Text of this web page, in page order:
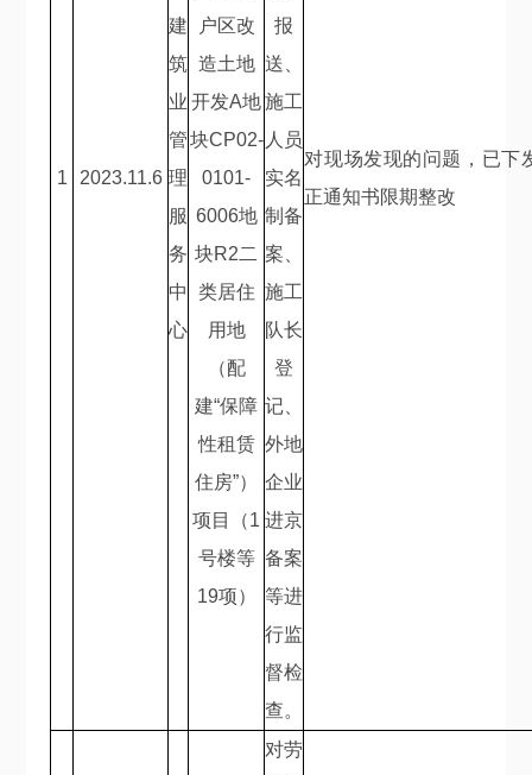
1 2023.11.6
建
筑
业
管
理
服
务
中
心
户区改
造土地
开发A地
块CP02-
0101-
6006地
块R2二
类居住
用地
（配
建“保障
性租赁
住房”）
项目（1
号楼等
19项）
报
送、
施工
人员
实名
制备
案、
施工
队长
登
记、
外地
企业
进京
备案
等进
行监
督检
查。
对现场发现的问题，已下
正通知书限期整改
对劳